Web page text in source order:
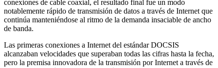
conexiones de cable coaxial, el resultado final fue un modo
notablemente rápido de transmisión de datos a través de Internet que
continúa manteniéndose al ritmo de la demanda insaciable de ancho
de banda.
Las primeras conexiones a Internet del estándar DOCSIS
alcanzaban velocidades que superaban todas las cifras hasta la fecha,
pero la premisa innovadora de la transmisión por Internet a través de